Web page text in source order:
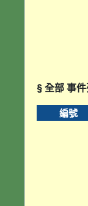
§ 全部 事
編號